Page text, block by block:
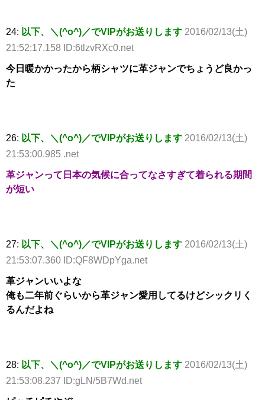
24: 以下、＼(^o^)／でVIPがお送りします 2016/02/13(土)
21:52:17.158 ID:6tlzvRXc0.net
今日暖かかったから柄シャツに革ジャンでちょうど良かっ
た
26: 以下、＼(^o^)／でVIPがお送りします 2016/02/13(土)
21:53:00.985 .net
革ジャンって日本の気候に合ってなさすぎて着られる期間
が短い
27: 以下、＼(^o^)／でVIPがお送りします 2016/02/13(土)
21:53:07.360 ID:QF8WDpYga.net
革ジャンいいよな
俺も二年前ぐらいから革ジャン愛用してるけどシックリく
るんだよね
28: 以下、＼(^o^)／でVIPがお送りします 2016/02/13(土)
21:53:08.237 ID:gLN/5B7Wd.net